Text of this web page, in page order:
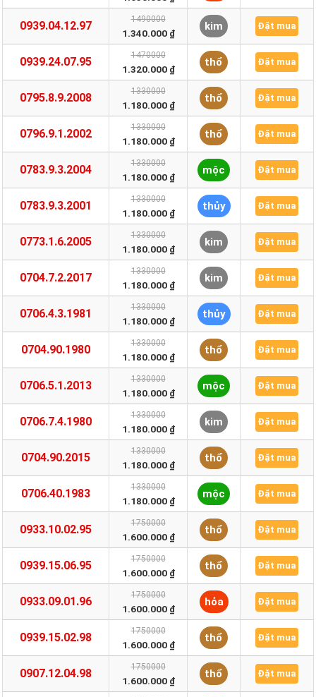
0939.04.12.97 1490000
1.340.000 ₫
kim Đặt mua
0939.24.07.95 1470000
1.320.000 ₫
thổ Đặt mua
0795.8.9.2008 1330000
1.180.000 ₫
thổ Đặt mua
0796.9.1.2002 1330000
1.180.000 ₫
thổ Đặt mua
0783.9.3.2004 1330000
1.180.000 ₫
mộc Đặt mua
0783.9.3.2001 1330000
1.180.000 ₫
thủy Đặt mua
0773.1.6.2005 1330000
1.180.000 ₫
kim Đặt mua
0704.7.2.2017 1330000
1.180.000 ₫
kim Đặt mua
0706.4.3.1981 1330000
1.180.000 ₫
thủy Đặt mua
0704.90.1980 1330000
1.180.000 ₫
thổ Đặt mua
0706.5.1.2013 1330000
1.180.000 ₫
mộc Đặt mua
0706.7.4.1980 1330000
1.180.000 ₫
kim Đặt mua
0704.90.2015 1330000
1.180.000 ₫
thổ Đặt mua
0706.40.1983 1330000
1.180.000 ₫
mộc Đặt mua
0933.10.02.95 1750000
1.600.000 ₫
thổ Đặt mua
0939.15.06.95 1750000
1.600.000 ₫
thổ Đặt mua
0933.09.01.96 1750000
1.600.000 ₫
hỏa Đặt mua
0939.15.02.98 1750000
1.600.000 ₫
thổ Đặt mua
0907.12.04.98 1750000
1.600.000 ₫
thổ Đặt mua